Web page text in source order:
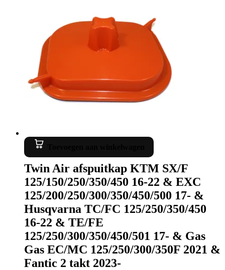
Twin Air afspuitkap KTM SX/F
125/150/250/350/450 16-22 & EXC
125/200/250/300/350/450/500 17- &
Husqvarna TC/FC 125/250/350/450
16-22 & TE/FE
125/250/300/350/450/501 17- & Gas
Gas EC/MC 125/250/300/350F 2021 &
Fantic 2 takt 2023-